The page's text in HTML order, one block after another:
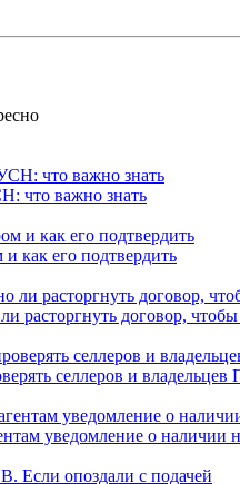
что важно знать
как его подтвердить
расторгнуть договор,
селлеров и владельцев
уведомление о наличии